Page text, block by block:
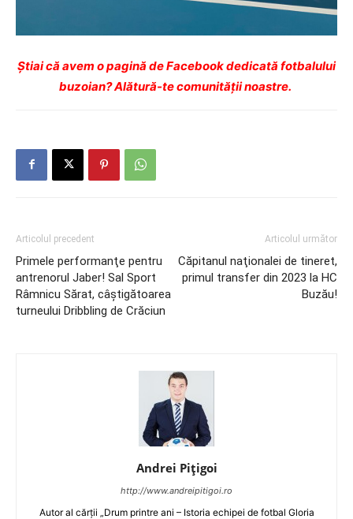
Ştiai că avem o pagină de Facebook dedicată fotbalului
buzoian? Alătură-te comunității noastre.
Articolul precedent
Primele performanţe pentru
antrenorul Jaber! Sal Sport
Râmnicu Sărat, câştigătoarea
turneului Dribbling de Crăciun
Articolul următor
Căpitanul naţionalei de tineret,
primul transfer din 2023 la HC
Buzău!
Andrei Pițigoi
http://www.andreipitigoi.ro
Autor al cărţii „Drum printre ani – Istoria echipei de fotbal Gloria